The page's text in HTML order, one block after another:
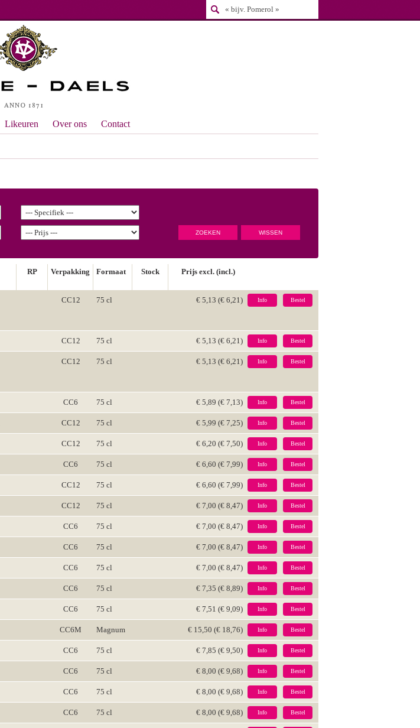
Likeuren Over ons Contact
RP Verpakking Formaat Stock Prijs excl. (incl.)
CC12 75 cl € 5,13 (€ 6,21) Info Bestel
CC12 75 cl € 5,13 (€ 6,21) Info Bestel
CC12 75 cl € 5,13 (€ 6,21) Info Bestel
CC6 75 cl € 5,89 (€ 7,13) Info Bestel
CC12 75 cl € 5,99 (€ 7,25) Info Bestel
CC12 75 cl € 6,20 (€ 7,50) Info Bestel
CC6 75 cl € 6,60 (€ 7,99) Info Bestel
CC12 75 cl € 6,60 (€ 7,99) Info Bestel
CC12 75 cl € 7,00 (€ 8,47) Info Bestel
CC6 75 cl € 7,00 (€ 8,47) Info Bestel
CC6 75 cl € 7,00 (€ 8,47) Info Bestel
CC6 75 cl € 7,00 (€ 8,47) Info Bestel
CC6 75 cl € 7,35 (€ 8,89) Info Bestel
CC6 75 cl € 7,51 (€ 9,09) Info Bestel
CC6M Magnum € 15,50 (€ 18,76) Info Bestel
CC6 75 cl € 7,85 (€ 9,50) Info Bestel
CC6 75 cl € 8,00 (€ 9,68) Info Bestel
CC6 75 cl € 8,00 (€ 9,68) Info Bestel
CC6 75 cl € 8,00 (€ 9,68) Info Bestel